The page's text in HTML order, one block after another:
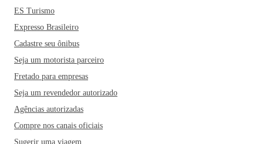
ES Turismo
Expresso Brasileiro
Cadastre seu ônibus
Seja um motorista parceiro
Fretado para empresas
Seja um revendedor autorizado
Agências autorizadas
Compre nos canais oficiais
Sugerir uma viagem